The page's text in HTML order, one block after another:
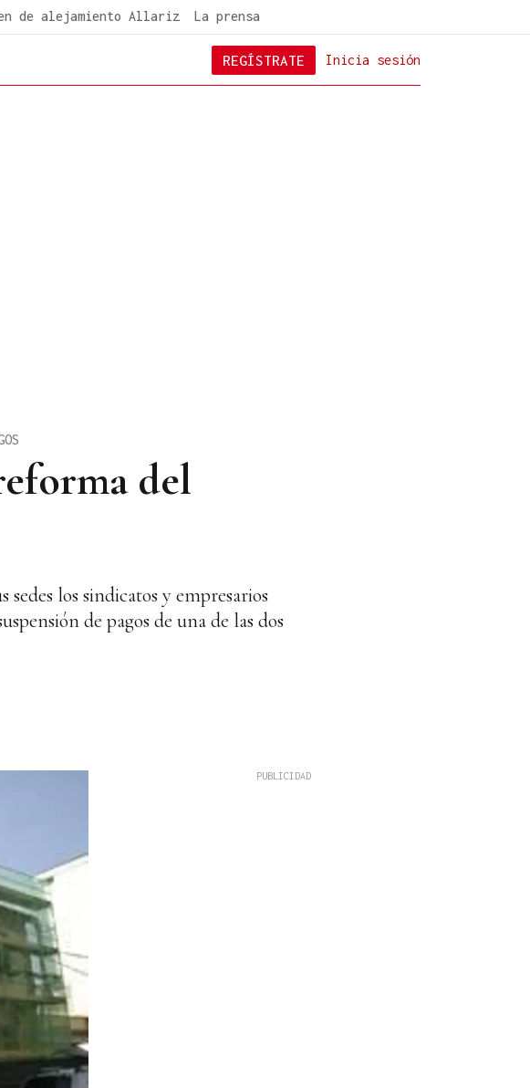
de alejamiento Allariz La prensa
Inicia sesión
REGÍSTRATE
del
los sindicatos y empresarios
de pagos de una de las dos